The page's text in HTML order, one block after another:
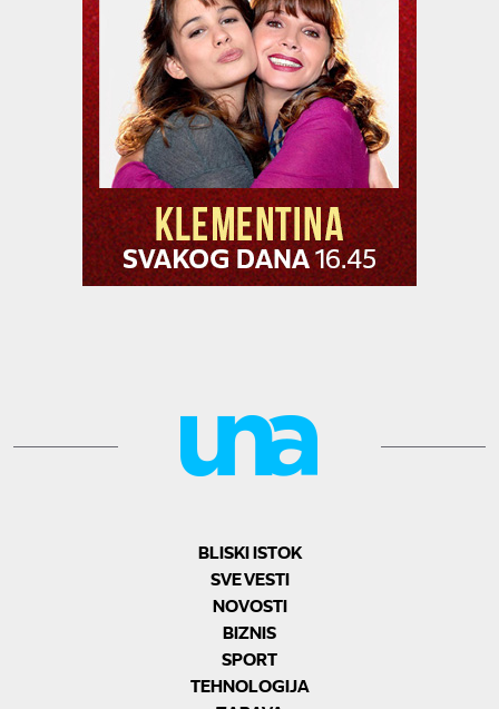
BLISKI ISTOK
SVE VESTI
NOVOSTI
BIZNIS
SPORT
TEHNOLOGIJA